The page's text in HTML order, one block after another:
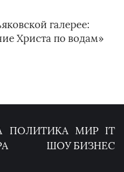
галерее:
Христа по водам»
ПОЛИТИКА МИР IT
ШОУ БИЗНЕС